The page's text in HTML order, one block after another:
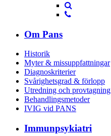
sidorsidor
Sök
Sök
Om Pans
Historik
Myter & missuppfattningar
Diagnoskriterier
Svårighetsgrad & förlopp
Utredning och provtagning
Behandlings­metoder
IVIG vid PANS
Immunpsykiatri